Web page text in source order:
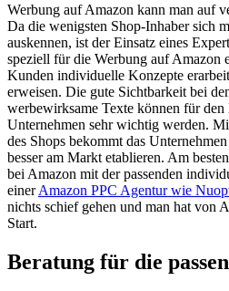
Werbung auf Amazon kann man auf
Da die wenigsten Shop-Inhaber sich
auskennen, ist der Einsatz eines
speziell für die Werbung auf Amazon
Kunden individuelle Konzepte
erweisen. Die gute Sichtbarkeit bei
werbewirksame Texte können für den
Unternehmen sehr wichtig werden.
des Shops bekommt das
besser am Markt etablieren. Am
bei Amazon mit der passenden
einerAmazon PPC Agentur wie
nichts schief gehen und man hat von
Start.
Beratung für die